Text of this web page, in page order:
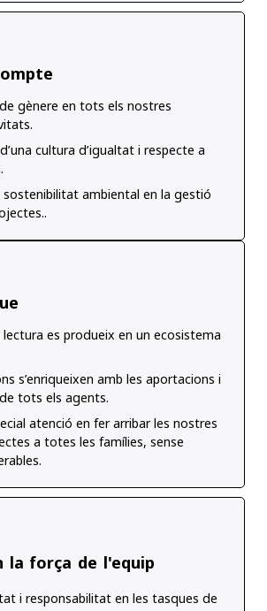
gènere en tots els nostres
cultura d’igualtat i respecte a
sostenibilitat ambiental en la gestió
es produeix en un ecosistema
s’enriqueixen amb les aportacions i
tots els agents.
atenció en fer arribar les nostres
a totes les famílies, sense
la força de l'equip
i responsabilitat en les tasques de